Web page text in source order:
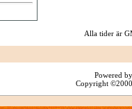
Alla tider är
Powered
Copyright